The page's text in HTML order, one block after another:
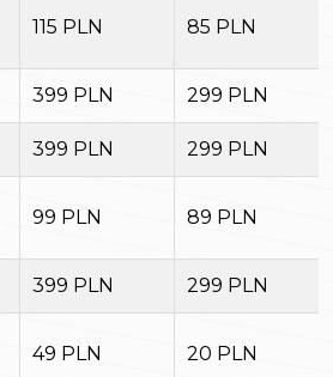
115 PLN 85 PLN
399 PLN 299 PLN
399 PLN 299 PLN
99 PLN 89 PLN
399 PLN 299 PLN
49 PLN 20 PLN